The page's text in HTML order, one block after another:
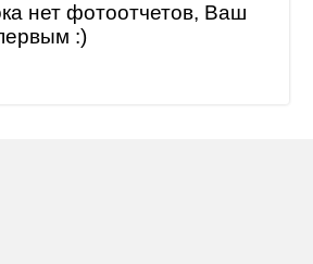
нет фотоотчетов, Ваш
:)